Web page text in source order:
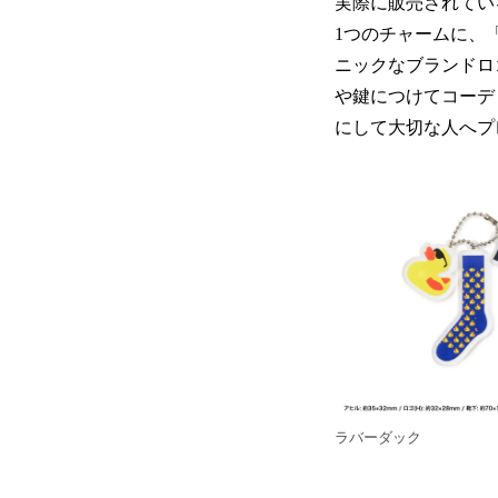
1つのチャームに、
ニックなブランド
や鍵につけてコー
にして大切な人へ
ラバーダック